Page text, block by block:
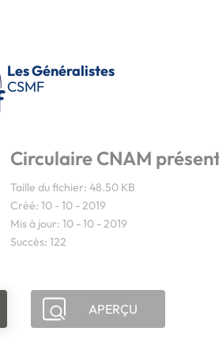
Les Généralistes
CSMF
Circulaire CNAM
Taille du fichier: 48.50 KB
Créé: 10 - 10 - 2019
Mis à jour: 10 - 10 - 2019
Succès: 122
APERÇU